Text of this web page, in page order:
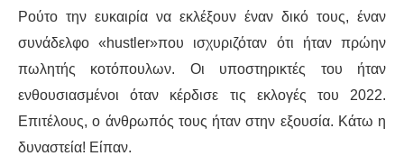
Ρούτο την ευκαιρία να εκλέξουν έναν δικό τους, έναν
συνάδελφο «hustler»που ισχυριζόταν ότι ήταν πρώην
πωλητής κοτόπουλων. Οι υποστηρικτές του ήταν
ενθουσιασμένοι όταν κέρδισε τις εκλογές του 2022.
Επιτέλους, ο άνθρωπός τους ήταν στην εξουσία. Κάτω η
δυναστεία! Είπαν.